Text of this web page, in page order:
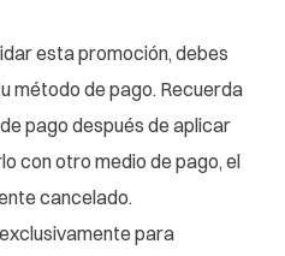
esta promoción, debes
método de pago. Recuerda
pago después de aplicar
con otro medio de pago, el
cancelado.
para